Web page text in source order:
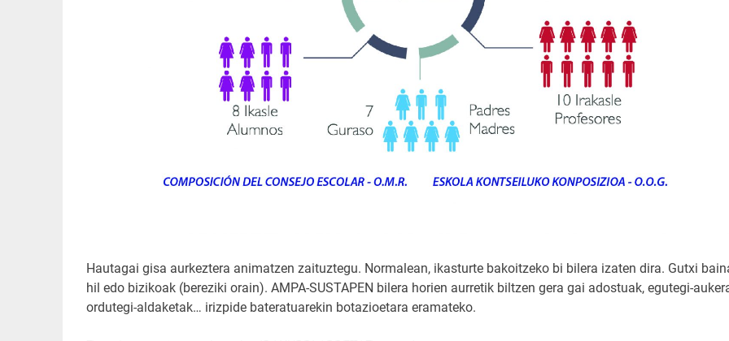
Hautagai gisa aurkeztera animatzen zaituztegu. Normalean, ikasturte bakoitzeko bi bilera izaten dira. Gutxi
hil edo bizikoak (bereziki orain). AMPA-SUSTAPEN bilera horien aurretik biltzen gera gai adostuak, egutegi-
ordutegi-aldaketak… irizpide bateratuarekin botazioetara eramateko.